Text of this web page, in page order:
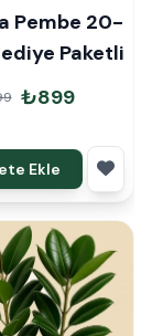
Pembe 20-
Paketli
₺899
Ekle